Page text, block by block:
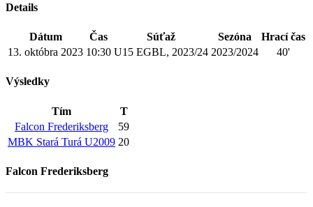
Details
Dátum Čas Súťaž Sezóna
Hrací čas
13. októbra 2023 10:30 U15 EGBL, 2023/24 2023/2024 40'
Výsledky
Tím
T
Falcon Frederiksberg
59
MBK Stará Turá U2009 20
Falcon Frederiksberg